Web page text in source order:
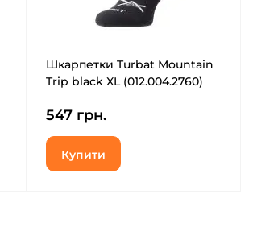
Шкарпетки Turbat Mountain
Trip black XL (012.004.2760)
547 грн.
Купити